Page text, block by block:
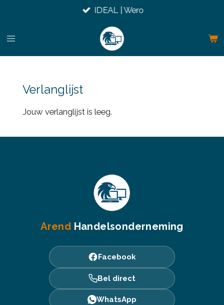
naar
IDEAL | Wero
Verlanglijst
Jouw verlanglijst is leeg.
Arend Handelsonderneming
Facebook
Bel direct
WhatsApp